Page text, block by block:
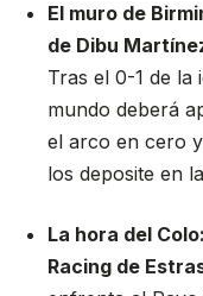
El muro de
de Dibu
Tras el 0-1 de la
mundo deberá
el arco en cero
los deposite en
La hora del Colo:
Racing de